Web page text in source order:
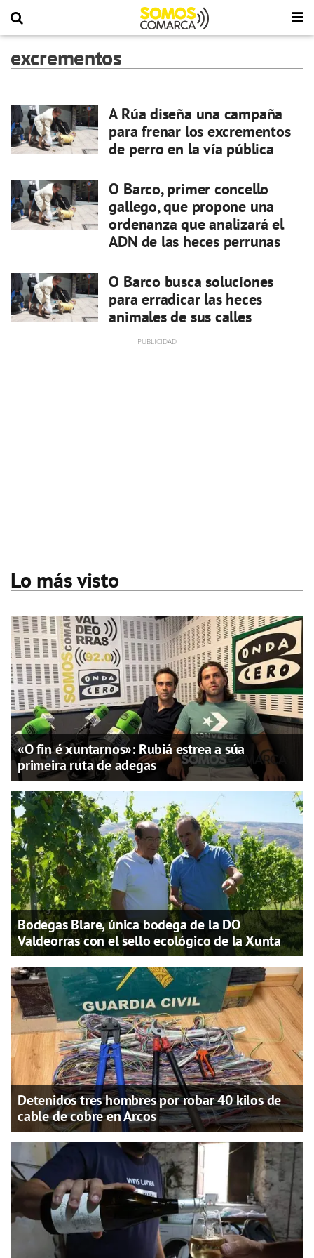
excrementos
A Rúa diseña una campaña
para frenar los excrementos
de perro en la vía pública
O Barco, primer concello
gallego, que propone una
ordenanza que analizará el
ADN de las heces perrunas
O Barco busca soluciones
para erradicar las heces
animales de sus calles
Lo más visto
«O fin é xuntarnos»: Rubiá estrea a súa
primeira ruta de adegas
Bodegas Blare, única bodega de la DO
Valdeorras con el sello ecológico de la Xunta
Detenidos tres hombres por robar 40 kilos de
cable de cobre en Arcos